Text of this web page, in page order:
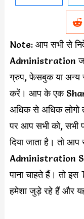
Note: आप सभी से
Administration
ग्रुप, फेसबुक या अन्य
करें। आप के एक
अधिक से अधिक लोगो
पर आप सभी को, सभी
दिया जाता है। तो
Administration
पाना चाहते हैं। तो
हमेशा जुड़े रहे हैं और